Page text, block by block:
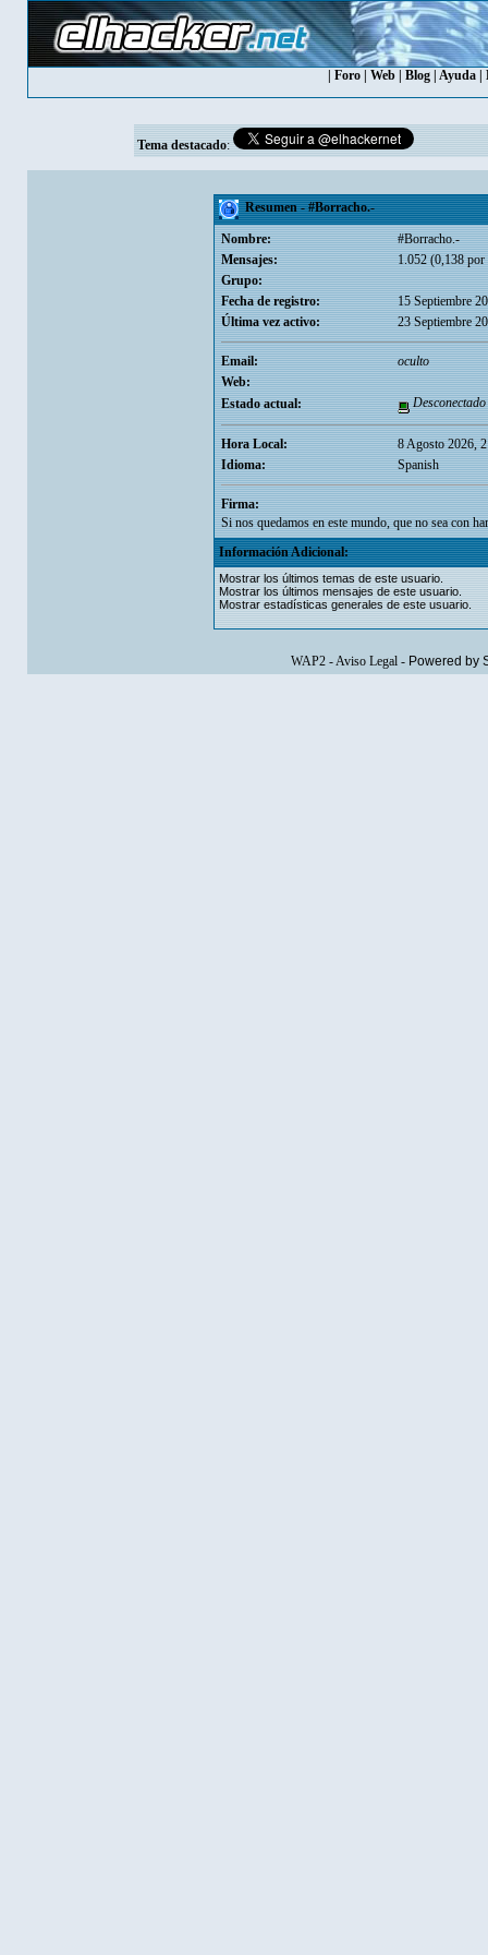
Foro Web Blog Ayuda
Tema destacado:
Resumen - #Borracho.-
Nombre:
#Borracho.-
Mensajes:
1.052 (0,138 por
Grupo:
Fecha de registro:
15 Septiembre
Última vez activo:
23 Septiembre
Email:
oculto
Web:
Estado actual:
Desconectado
Hora Local:
8 Agosto 2026,
Idioma:
Spanish
Firma:
Si nos quedamos en este mundo, que no sea con
Información Adicional:
Mostrar los últimos temas de este usuario.
Mostrar los últimos mensajes de este usuario.
Mostrar estadísticas generales de este usuario.
WAP2-Aviso Legal- Powered by